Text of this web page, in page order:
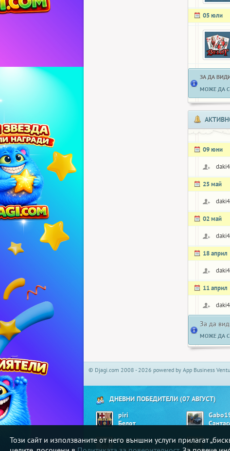
05 юли
ЗА ДА
МОЖЕ ДА
09 юни
25 май
02 май
18 април
11 април
За да
МОЖЕ ДА
Този сайт и използваните от него външни услуги прилагат
© Djagi.com 2008 - 2026 powered by App Business
ДНЕВНИ ПОБЕДИТЕЛИ (07 АВГУСТ)
piri
Белот
bobi83
Генерал (зарове)